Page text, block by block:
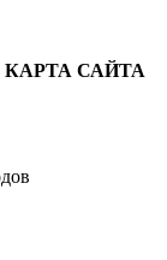
КАРТА САЙТА